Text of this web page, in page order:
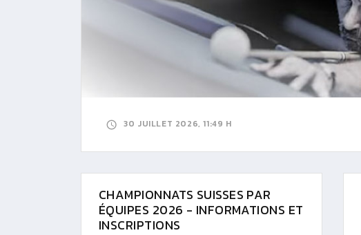
30 JUILLET 2026, 11:49 H
CHAMPIONNATS SUISSES PAR
ÉQUIPES 2026 - INFORMATIONS ET
INSCRIPTIONS